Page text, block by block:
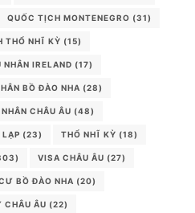
QUỐC TỊCH MONTENEGRO (31)
THỔ NHĨ KỲ (15)
IRELAND (17)
BỒ ĐÀO NHA (28)
CHÂU ÂU (48)
LẠP (23) THỔ NHĨ KỲ (18)
VISA CHÂU ÂU (27)
BỒ ĐÀO NHA (20)
CHÂU ÂU (22)